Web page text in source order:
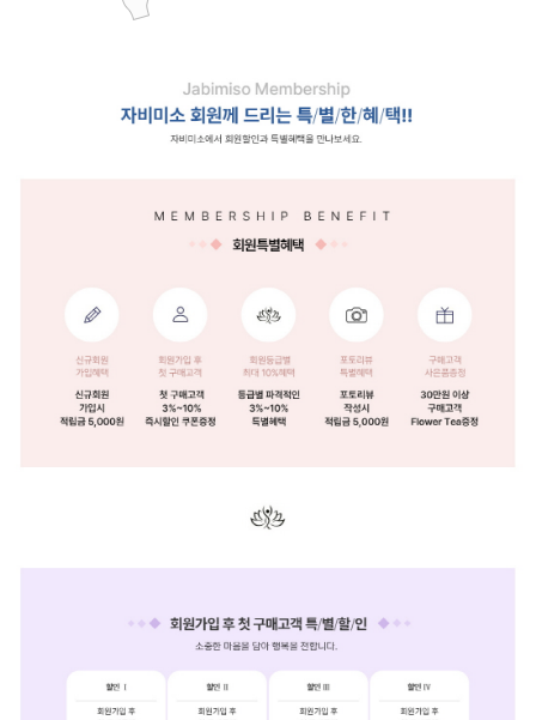
PAYCO 바로구